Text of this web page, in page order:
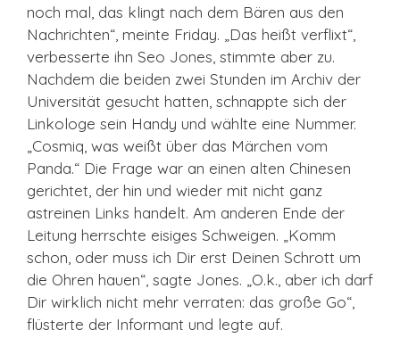
noch mal, das klingt nach dem Bären aus den
Nachrichten“, meinte Friday. „Das heißt verflixt“,
verbesserte ihn Seo Jones, stimmte aber zu.
Nachdem die beiden zwei Stunden im Archiv der
Universität gesucht hatten, schnappte sich der
Linkologe sein Handy und wählte eine Nummer.
„Cosmiq, was weißt über das Märchen vom
Panda.“ Die Frage war an einen alten Chinesen
gerichtet, der hin und wieder mit nicht ganz
astreinen Links handelt. Am anderen Ende der
Leitung herrschte eisiges Schweigen. „Komm
schon, oder muss ich Dir erst Deinen Schrott um
die Ohren hauen“, sagte Jones. „O.k., aber ich darf
Dir wirklich nicht mehr verraten: das große Go“,
flüsterte der Informant und legte auf.